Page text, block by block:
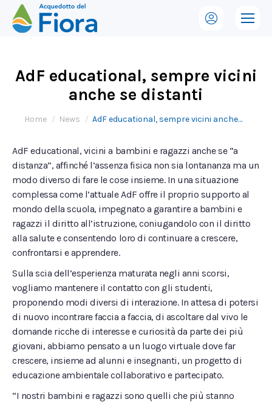
AdF educational, sempre vicini
anche se distanti
Tu sei qui:
Home News AdF educational, sempre vicini anche…
AdF educational, vicini a bambini e ragazzi anche se “a
distanza”, affinché l’assenza fisica non sia lontananza ma un
modo diverso di fare le cose insieme. In una situazione
complessa come l’attuale AdF offre il proprio supporto al
mondo della scuola, impegnato a garantire a bambini e
ragazzi il diritto all’istruzione, coniugandolo con il diritto
alla salute e consentendo loro di continuare a crescere,
confrontarsi e apprendere.
Sulla scia dell’esperienza maturata negli anni scorsi,
vogliamo mantenere il contatto con gli studenti,
proponendo modi diversi di interazione. In attesa di potersi
di nuovo incontrare faccia a faccia, di ascoltare dal vivo le
domande ricche di interesse e curiosità da parte dei più
giovani, abbiamo pensato a un luogo virtuale dove far
crescere, insieme ad alunni e insegnanti, un progetto di
educazione ambientale collaborativo e partecipato.
“I nostri bambini e ragazzi sono quelli che più stanno